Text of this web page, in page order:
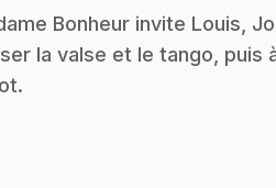
Bonheur invite Louis,
la valse et le tango, puis